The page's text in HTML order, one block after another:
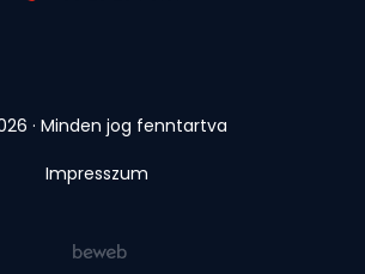
· Minden jog fenntartva
Impresszum